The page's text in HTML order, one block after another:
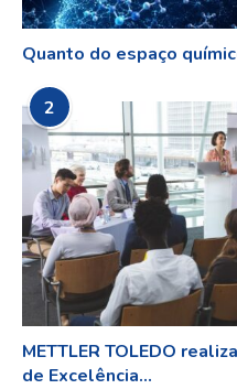
Quanto do espaço
2
METTLER TOLEDO
de Excelência...